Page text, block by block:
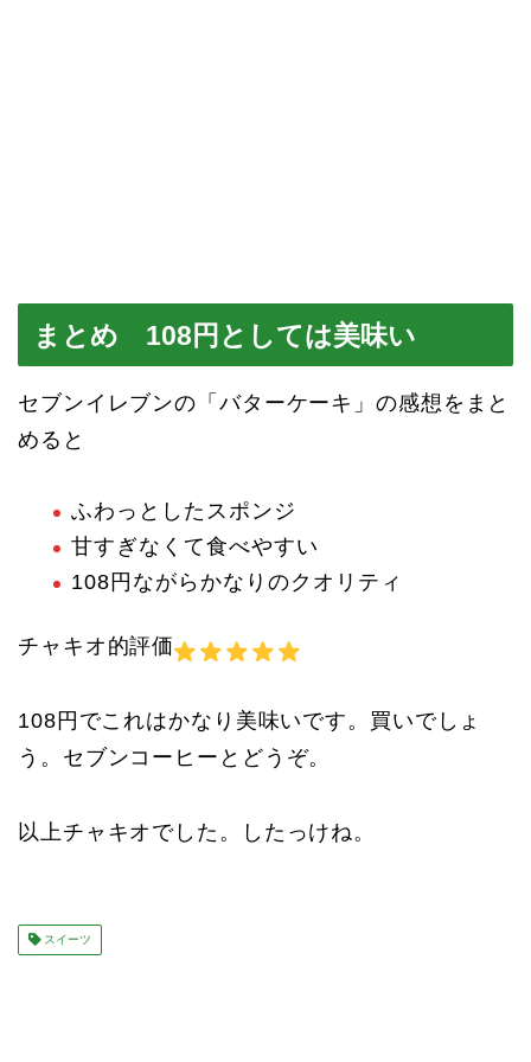
まとめ 108円としては美味い
セブンイレブンの「バターケーキ」の感想をまと
めると
ふわっとしたスポンジ
甘すぎなくて食べやすい
108円ながらかなりのクオリティ
チャキオ的評価
108円でこれはかなり美味いです。買いでしょ
う。セブンコーヒーとどうぞ。
以上チャキオでした。したっけね。
スイーツ